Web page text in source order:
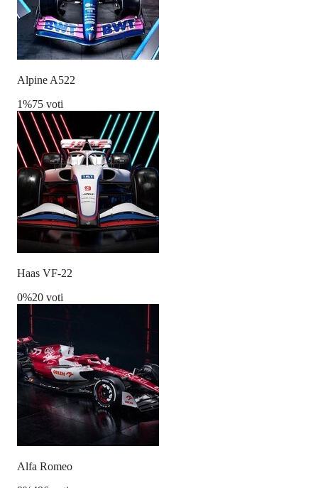
Alpine A522
1%75 voti
Haas VF-22
0%20 voti
Alfa Romeo